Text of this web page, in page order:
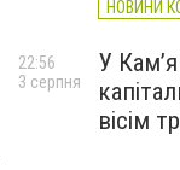
НОВИНИ
У
вісім
22:56
3 серпня